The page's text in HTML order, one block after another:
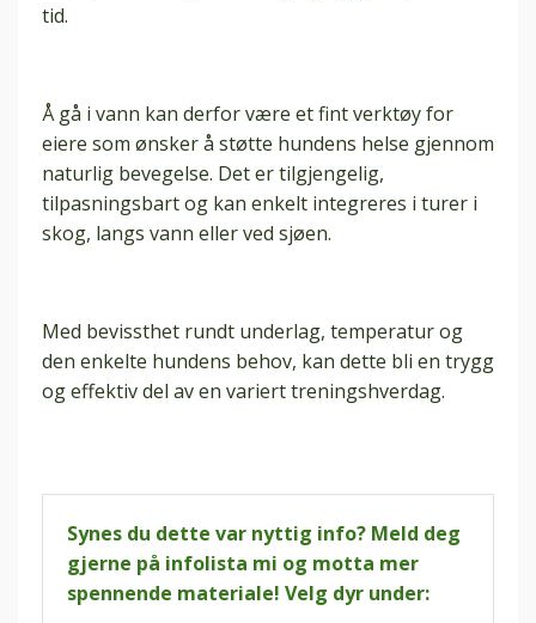
tid.
Å gå i vann kan derfor være et fint verktøy for
eiere som ønsker å støtte hundens helse gjennom
naturlig bevegelse. Det er tilgjengelig,
tilpasningsbart og kan enkelt integreres i turer i
skog, langs vann eller ved sjøen.
Med bevissthet rundt underlag, temperatur og
den enkelte hundens behov, kan dette bli en trygg
og effektiv del av en variert treningshverdag.
Synes du dette var nyttig info? Meld deg
gjerne på infolista mi og motta mer
spennende materiale! Velg dyr under: